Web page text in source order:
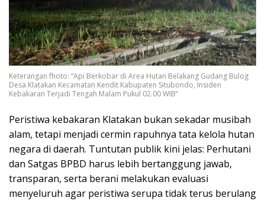
Keterangan fhoto: “Api Berkobar di Area Hutan Belakang Gudang Bulog
Desa Klatakan Kecamatan Kendit Kabupaten Situbondo, Insiden
Kebakaran Terjadi Tengah Malam Pukul 02.00 WIB”
Peristiwa kebakaran Klatakan bukan sekadar musibah
alam, tetapi menjadi cermin rapuhnya tata kelola hutan
negara di daerah. Tuntutan publik kini jelas: Perhutani
dan Satgas BPBD harus lebih bertanggung jawab,
transparan, serta berani melakukan evaluasi
menyeluruh agar peristiwa serupa tidak terus berulang